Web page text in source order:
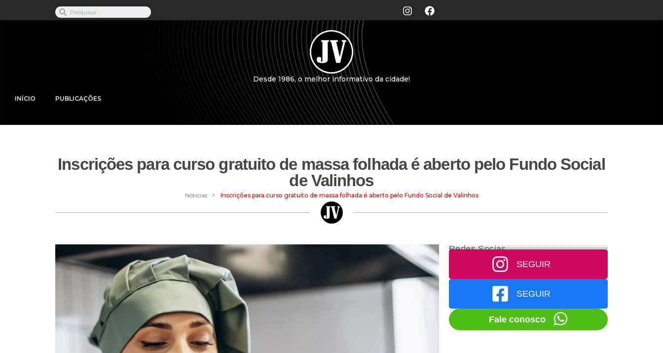
Desde 1986, o melhor informativo da cidade!
INÍCIO PUBLICAÇÕES
Inscrições para curso gratuito de massa folhada é aberto pelo Fundo Social
de Valinhos
Notícias > Inscrições para curso gratuito de massa folhada é aberto pelo Fundo Social de Valinhos
Redes Socias
SEGUIR
SEGUIR
Fale conosco